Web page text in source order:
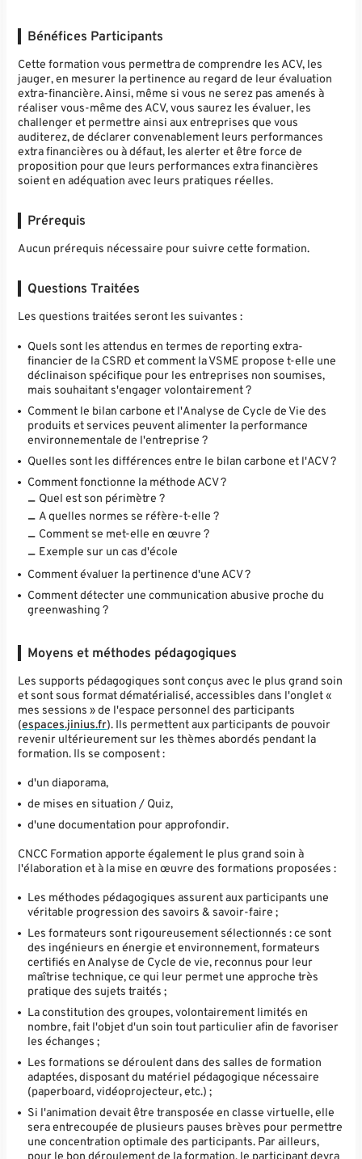
Bénéfices Participants
Cette formation vous permettra de comprendre les ACV, les
jauger, en mesurer la pertinence au regard de leur évaluation
extra-financière. Ainsi, même si vous ne serez pas amenés à
réaliser vous-même des ACV, vous saurez les évaluer, les
challenger et permettre ainsi aux entreprises que vous
auditerez, de déclarer convenablement leurs performances
extra financières ou à défaut, les alerter et être force de
proposition pour que leurs performances extra financières
soient en adéquation avec leurs pratiques réelles.
Prérequis
Aucun prérequis nécessaire pour suivre cette formation.
Questions Traitées
Les questions traitées seront les suivantes :
Quels sont les attendus en termes de reporting extra-
financier de la CSRD et comment la VSME propose t-elle une
déclinaison spécifique pour les entreprises non soumises,
mais souhaitant s'engager volontairement ?
Comment le bilan carbone et l'Analyse de Cycle de Vie des
produits et services peuvent alimenter la performance
environnementale de l'entreprise ?
Quelles sont les différences entre le bilan carbone et l'ACV ?
Comment fonctionne la méthode ACV ?
Quel est son périmètre ?
A quelles normes se réfère-t-elle ?
Comment se met-elle en œuvre ?
Exemple sur un cas d'école
Comment évaluer la pertinence d'une ACV ?
Comment détecter une communication abusive proche du
greenwashing ?
Moyens et méthodes pédagogiques
Les supports pédagogiques sont conçus avec le plus grand soin
et sont sous format dématérialisé, accessibles dans l'onglet «
mes sessions » de l'espace personnel des participants
(espaces.jinius.fr). Ils permettent aux participants de pouvoir
revenir ultérieurement sur les thèmes abordés pendant la
formation. Ils se composent :
d'un diaporama,
de mises en situation / Quiz,
d'une documentation pour approfondir.
CNCC Formation apporte également le plus grand soin à
l'élaboration et à la mise en œuvre des formations proposées :
Les méthodes pédagogiques assurent aux participants une
véritable progression des savoirs & savoir-faire ;
Les formateurs sont rigoureusement sélectionnés : ce sont
des ingénieurs en énergie et environnement, formateurs
certifiés en Analyse de Cycle de vie, reconnus pour leur
maîtrise technique, ce qui leur permet une approche très
pratique des sujets traités ;
La constitution des groupes, volontairement limités en
nombre, fait l'objet d'un soin tout particulier afin de favoriser
les échanges ;
Les formations se déroulent dans des salles de formation
adaptées, disposant du matériel pédagogique nécessaire
(paperboard, vidéoprojecteur, etc.) ;
Si l'animation devait être transposée en classe virtuelle, elle
sera entrecoupée de plusieurs pauses brèves pour permettre
une concentration optimale des participants. Par ailleurs,